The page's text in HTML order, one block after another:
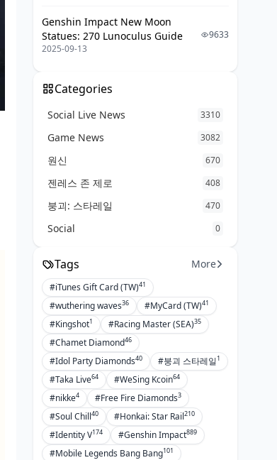
Genshin Impact New Moon
Statues: 270 Lunoculus Guide
2025-09-13
9633
Categories
Social Live News 3310
Game News 3082
원신 670
젠레스 존 제로 408
붕괴: 스타레일 470
Social 0
Tags More
#iTunes Gift Card (TW)41
#wuthering waves36 #MyCard (TW)41
#Kingshot1 #Racing Master (SEA)35
#Chamet Diamond46
#Idol Party Diamonds40 #붕괴 스타레일1
#Taka Live64 #WeSing Kcoin64
#nikke4 #Free Fire Diamonds3
#Soul Chill40 #Honkai: Star Rail210
#Identity V174 #Genshin Impact889
#Mobile Legends Bang Bang101